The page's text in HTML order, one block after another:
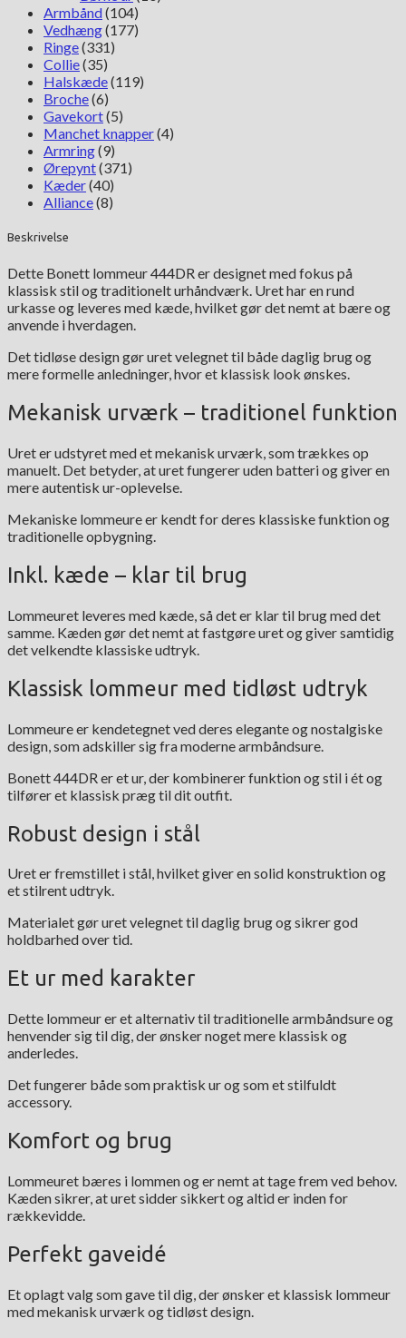
Armbånd(104)
Vedhæng(177)
Ringe(331)
Collie(35)
Halskæde(119)
Broche(6)
Gavekort(5)
Manchet knapper(4)
Armring(9)
Ørepynt(371)
Kæder(40)
Alliance(8)
Beskrivelse
Dette Bonett lommeur 444DR er designet med fokus på
klassisk stil og traditionelt urhåndværk. Uret har en rund
urkasse og leveres med kæde, hvilket gør det nemt at bære og
anvende i hverdagen.
Det tidløse design gør uret velegnet til både daglig brug og
mere formelle anledninger, hvor et klassisk look ønskes.
Mekanisk urværk – traditionel funktion
Uret er udstyret med et mekanisk urværk, som trækkes op
manuelt. Det betyder, at uret fungerer uden batteri og giver en
mere autentisk ur-oplevelse.
Mekaniske lommeure er kendt for deres klassiske funktion og
traditionelle opbygning.
Inkl. kæde – klar til brug
Lommeuret leveres med kæde, så det er klar til brug med det
samme. Kæden gør det nemt at fastgøre uret og giver samtidig
det velkendte klassiske udtryk.
Klassisk lommeur med tidløst udtryk
Lommeure er kendetegnet ved deres elegante og nostalgiske
design, som adskiller sig fra moderne armbåndsure.
Bonett 444DR er et ur, der kombinerer funktion og stil i ét og
tilfører et klassisk præg til dit outfit.
Robust design i stål
Uret er fremstillet i stål, hvilket giver en solid konstruktion og
et stilrent udtryk.
Materialet gør uret velegnet til daglig brug og sikrer god
holdbarhed over tid.
Et ur med karakter
Dette lommeur er et alternativ til traditionelle armbåndsure og
henvender sig til dig, der ønsker noget mere klassisk og
anderledes.
Det fungerer både som praktisk ur og som et stilfuldt
accessory.
Komfort og brug
Lommeuret bæres i lommen og er nemt at tage frem ved behov.
Kæden sikrer, at uret sidder sikkert og altid er inden for
rækkevidde.
Perfekt gaveidé
Et oplagt valg som gave til dig, der ønsker et klassisk lommeur
med mekanisk urværk og tidløst design.